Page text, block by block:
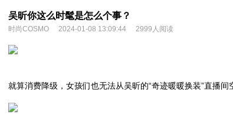
吴昕你这么时髦是怎么个事？
时尚COSMO 2024-01-08 13:09:44 2999人阅读
就算消费降级，女孩们也无法从吴昕的“奇迹暖暖换装”直播间